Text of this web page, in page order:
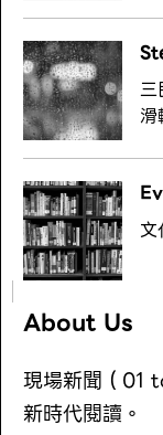
三
About Us
現場新聞（01
新時代閱讀。